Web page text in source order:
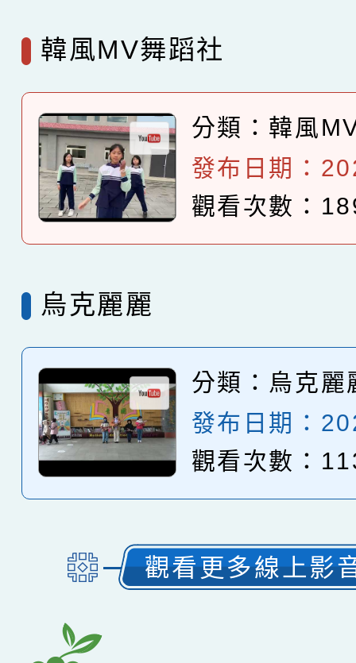
韓風MV舞蹈社
分類： 韓風
發布日期：
觀看次數：
烏克麗麗
分類： 烏克麗
發布日期：
觀看次數：
觀看更多線上影